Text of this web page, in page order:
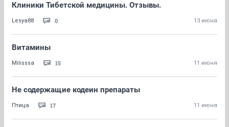
Клиники Тибетской медицины. Отзывы.
Lesya88 0 13 июня
Витамины
Milisssa 15 11 июня
Не содержащие кодеин препараты
Птицa 17 11 июня